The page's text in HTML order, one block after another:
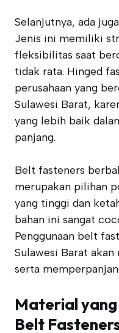
Selanjutnya, ada
Jenis ini memiliki
fleksibilitas saat
tidak rata. Hinged
perusahaan yang
Sulawesi Barat,
yang lebih baik
panjang.
Belt fasteners
merupakan pilihan
yang tinggi dan
bahan ini sangat
Penggunaan belt
Sulawesi Barat
serta
Material
Belt